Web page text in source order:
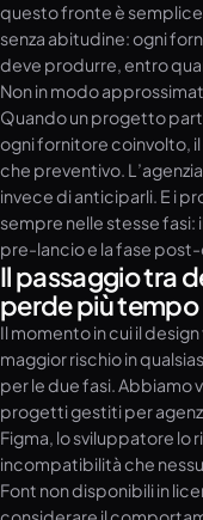
questo fronte è
senza abitudine: ogni
deve produrre, entro
Non in modo
Quando un progetto
ogni fornitore coinvolto,
che preventivo.
invece di anticiparli. E i
sempre nelle stesse fasi:
pre-lancio e la fase
Il passaggio tra
perde più tempo
Il momento in cui il
maggior rischio in
per le due fasi. Abbiamo
progetti gestiti per
Figma, lo sviluppatore lo
incompatibilità che
Font non disponibili in